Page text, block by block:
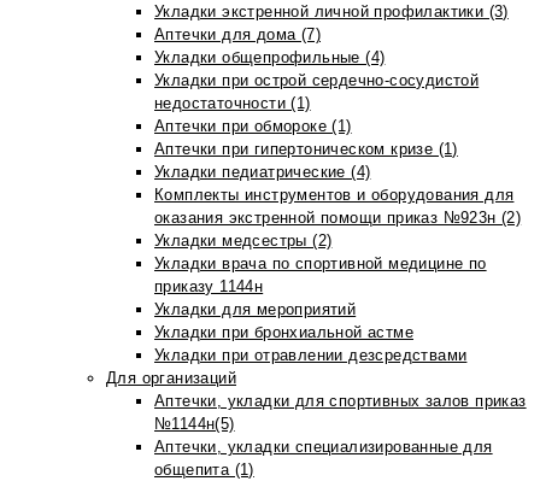
Укладки экстренной личной профилактики (3)
Аптечки для дома (7)
Укладки общепрофильные (4)
Укладки при острой сердечно-сосудистой
недостаточности (1)
Аптечки при обмороке (1)
Аптечки при гипертоническом кризе (1)
Укладки педиатрические (4)
Комплекты инструментов и оборудования для
оказания экстренной помощи приказ №923н (2)
Укладки медсестры (2)
Укладки врача по спортивной медицине по
приказу 1144н
Укладки для мероприятий
Укладки при бронхиальной астме
Укладки при отравлении дезсредствами
Для организаций
Аптечки, укладки для спортивных залов приказ
№1144н(5)
Аптечки, укладки специализированные для
общепита (1)